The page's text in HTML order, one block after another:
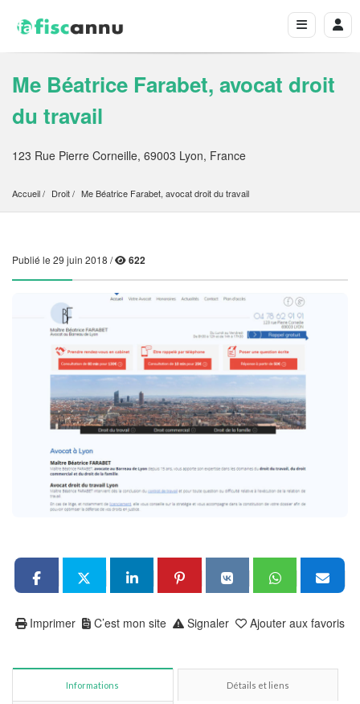
Me Béatrice Farabet, avocat droit
du travail
123 Rue Pierre Corneille, 69003 Lyon, France
Accueil Droit Me Béatrice Farabet, avocat droit du travail
Publié le 29 juin 2018 / 622
Ajouter aux favoris
Signaler
C’est mon site
Imprimer
Informations Détails et liens